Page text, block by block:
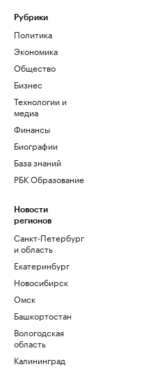
Рубрики
Политика
Экономика
Общество
Бизнес
Технологии и
медиа
Финансы
Биографии
База знаний
РБК Образование
Новости
регионов
Санкт-Петербург
и область
Екатеринбург
Новосибирск
Омск
Башкортостан
Вологодская
область
Калининград